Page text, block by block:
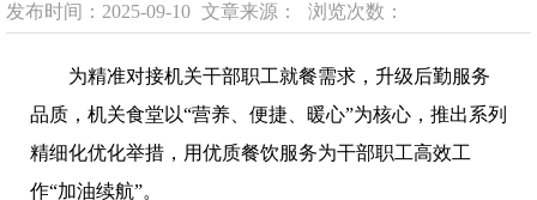
发布时间：2025-09-10 文章来源： 浏览次数：
为精准对接机关干部职工就餐需求，升级后勤服务
品质，机关食堂以“营养、便捷、暖心”为核心，推出系列
精细化优化举措，用优质餐饮服务为干部职工高效工
作“加油续航”。